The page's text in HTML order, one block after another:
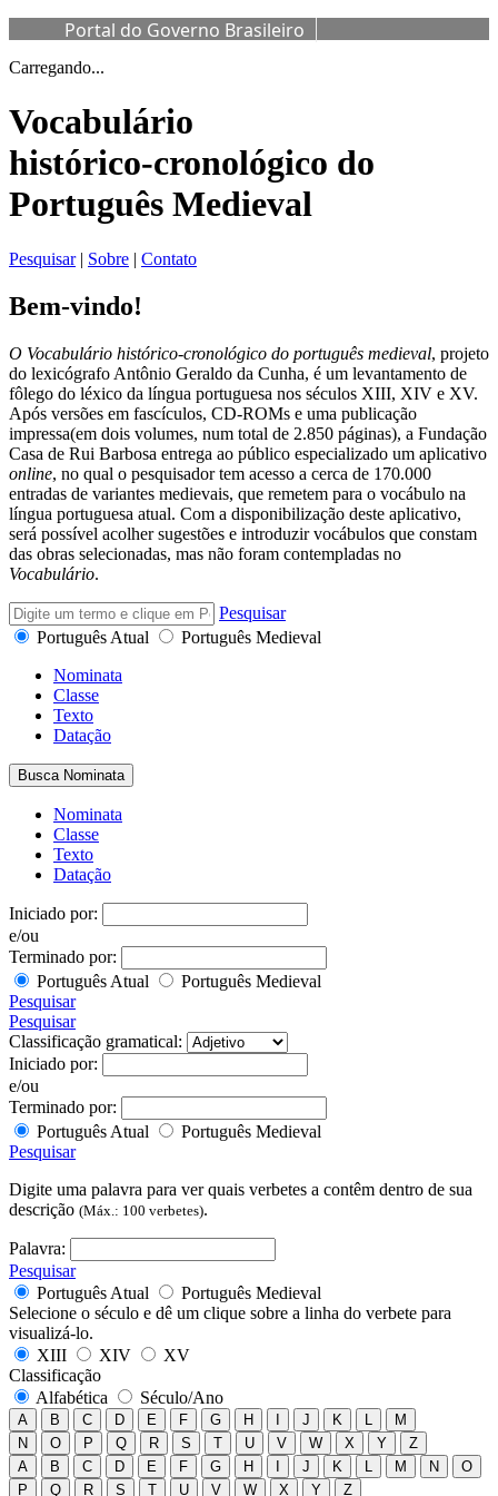
Portal do Governo Brasileiro
Carregando...
Vocabulário
histórico-cronológico do
Português Medieval
Pesquisar| Sobre | Contato
Bem-vindo!
O Vocabulário histórico-cronológico do português medieval, projeto
do lexicógrafo Antônio Geraldo da Cunha, é um levantamento de
fôlego do léxico da língua portuguesa nos séculos XIII, XIV e XV.
Após versões em fascículos, CD-ROMs e uma publicação
impressa(em dois volumes, num total de 2.850 páginas), a Fundação
Casa de Rui Barbosa entrega ao público especializado um aplicativo
online, no qual o pesquisador tem acesso a cerca de 170.000
entradas de variantes medievais, que remetem para o vocábulo na
língua portuguesa atual. Com a disponibilização deste aplicativo,
será possível acolher sugestões e introduzir vocábulos que constam
das obras selecionadas, mas não foram contempladas no
Vocabulário.
Pesquisar
Português Atual
Português Medieval
Nominata
Classe
Texto
Datação
Busca Nominata
Nominata
Classe
Texto
Datação
Iniciado por:
e/ou
Terminado por:
Português Atual
Português Medieval
Pesquisar
Pesquisar
Classificação gramatical:
Iniciado por:
e/ou
Terminado por:
Português Atual
Português Medieval
Pesquisar
Digite uma palavra para ver quais verbetes a contêm dentro de sua
descrição (Máx.: 100 verbetes).
Palavra:
Pesquisar
Português Atual
Português Medieval
Selecione o século e dê um clique sobre a linha do verbete para
visualizá-lo.
XIII
XIV
XV
Classificação
Alfabética
Século/Ano
A B C D E F G H I J K L
M
N
O P Q R S T U V W X Y
Z
A
B C D E F G H I J K L M N
O
P
Q R S T U V W X Y Z